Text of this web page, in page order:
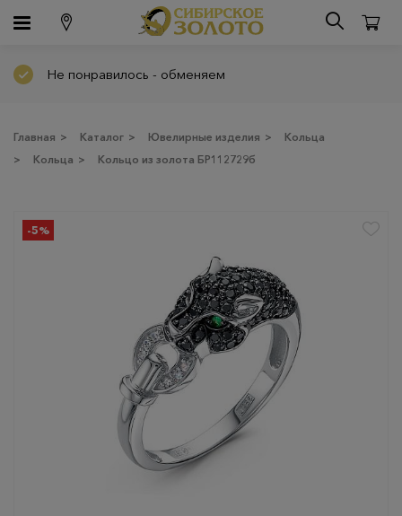
Не понравилось - обменяем
Главная > Каталог > Ювелирные изделия >
Кольца
>
Кольца > Кольцо из золота БР112729б
-5%